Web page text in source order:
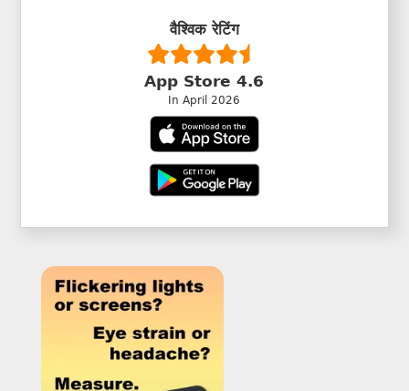
वैश्विक रेटिंग
App Store 4.6
In April 2026